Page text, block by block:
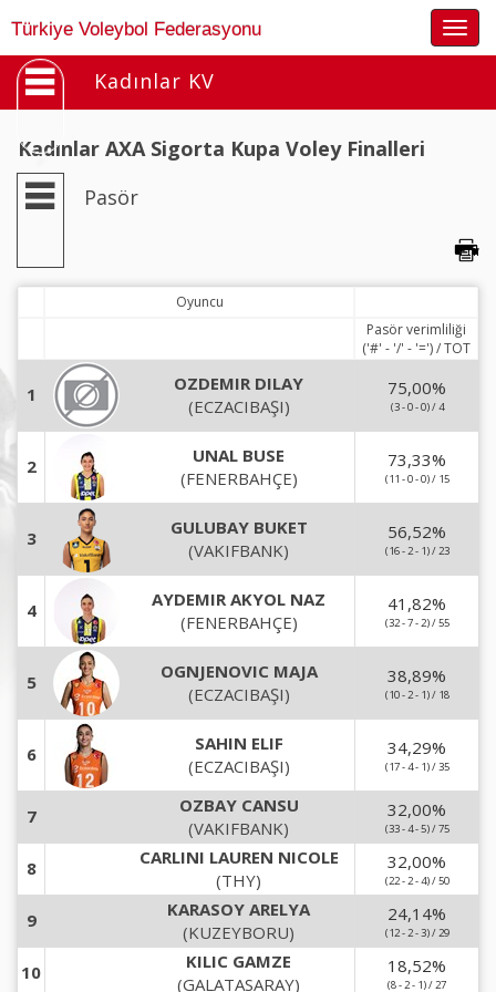
Türkiye Voleybol Federasyonu
Kadınlar KV
Kadınlar AXA Sigorta Kupa Voley Finalleri
Pasör
Oyuncu
Pasör verimliliği
('#' - '/' - '=') / TOT
1
OZDEMIR DILAY
(ECZACIBAŞI)
75,00%
(3 - 0 - 0) / 4
2
UNAL BUSE
(FENERBAHÇE)
73,33%
(11 - 0 - 0) / 15
3
GULUBAY BUKET
(VAKIFBANK)
56,52%
(16 - 2 - 1) / 23
4
AYDEMIR AKYOL NAZ
(FENERBAHÇE)
41,82%
(32 - 7 - 2) / 55
5
OGNJENOVIC MAJA
(ECZACIBAŞI)
38,89%
(10 - 2 - 1) / 18
6
SAHIN ELIF
(ECZACIBAŞI)
34,29%
(17 - 4 - 1) / 35
7
OZBAY CANSU
(VAKIFBANK)
32,00%
(33 - 4 - 5) / 75
8
CARLINI LAUREN NICOLE
(THY)
32,00%
(22 - 2 - 4) / 50
9
KARASOY ARELYA
(KUZEYBORU)
24,14%
(12 - 2 - 3) / 29
10
KILIC GAMZE
(GALATASARAY)
18,52%
(8 - 2 - 1) / 27